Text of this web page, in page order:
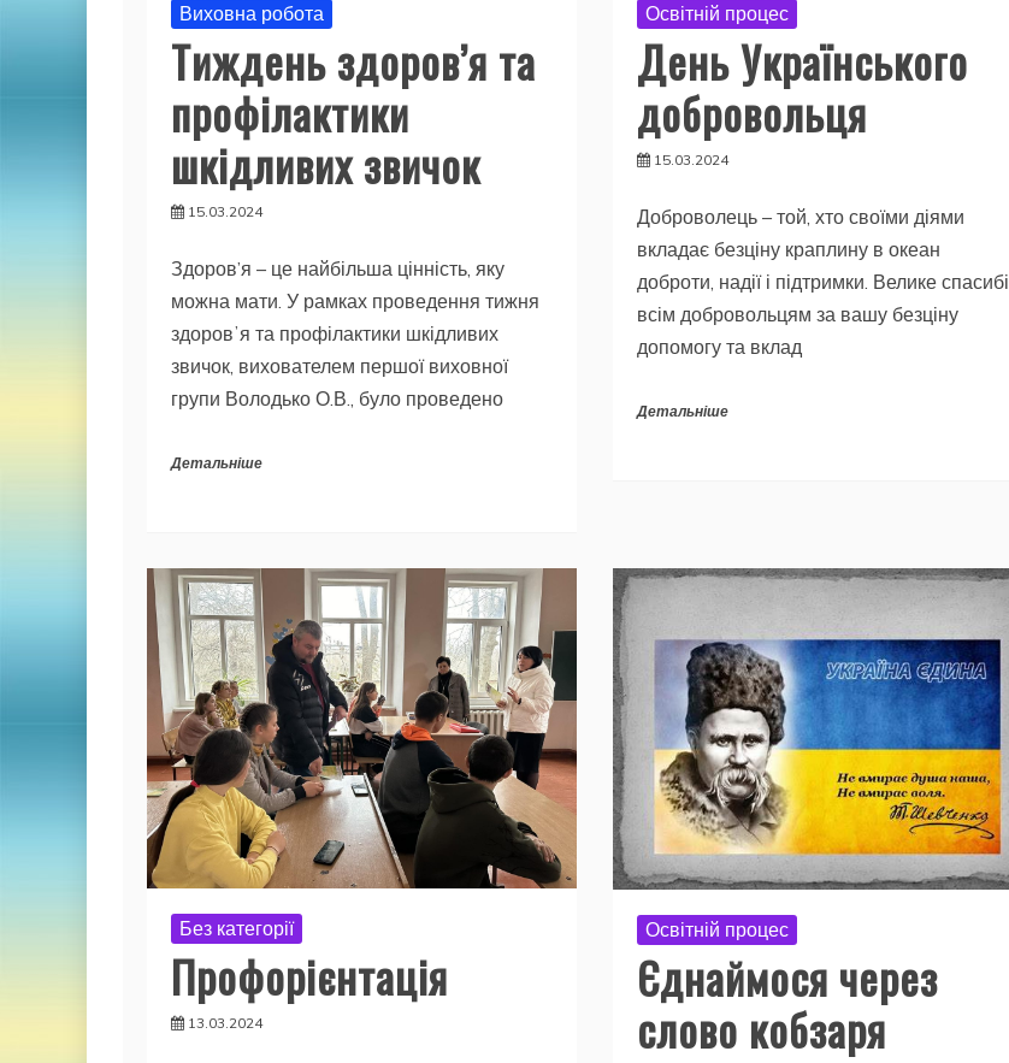
Виховна робота
Тиждень здоров’я та
профілактики
шкідливих звичок
15.03.2024
Здоров’я – це найбільша цінність, яку
можна мати. У рамках проведення тижня
здоровʼя та профілактики шкідливих
звичок, вихователем першої виховної
групи Володько О.В., було проведено
Детальніше
Освітній процес
День Українського
добровольця
15.03.2024
Доброволець – той, хто своїми діями
вкладає безціну краплину в океан
доброти, надії і підтримки. Велике спасибі
всім добровольцям за вашу безціну
допомогу та вклад
Детальніше
Без категорії
Профорієнтація
13.03.2024
Освітній процес
Єднаймося через
слово кобзаря